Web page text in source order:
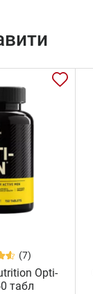
(7)
Opti-
табл